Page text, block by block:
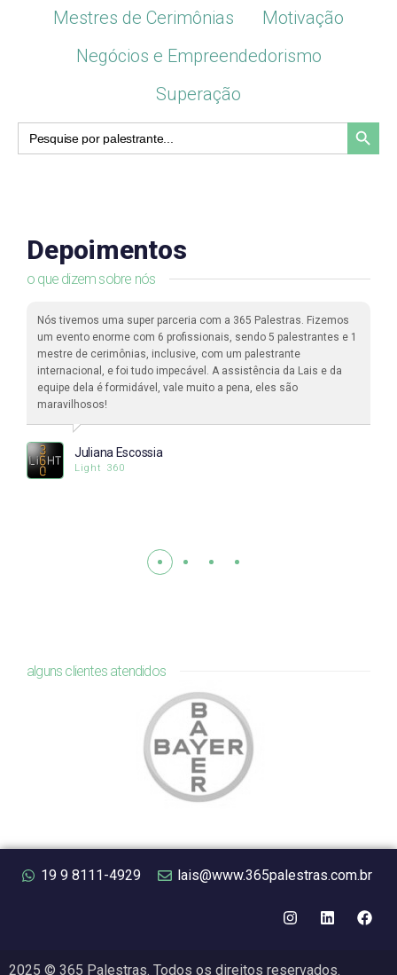
Mestres de Cerimônias
Motivação
Negócios e Empreendedorismo
Superação
Search
for:
Search Button
o que dizem sobre nós
Depoimentos
Nós tivemos uma super parceria com a 365 Palestras. Fizemos
um evento enorme com 6 profissionais, sendo 5 palestrantes e 1
mestre de cerimônias, inclusive, com um palestrante
internacional, e foi tudo impecável. A assistência da Lais e da
equipe dela é formidável, vale muito a pena, eles são
maravilhosos!
Juliana Escossia
Light 360
alguns clientes atendidos
19 9 8111-4929 lais@www.365palestras.com.br
2025 © 365 Palestras. Todos os direitos reservados.